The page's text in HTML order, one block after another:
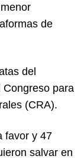
de
del
Congreso para
(CRA).
favor y 47
salvar en